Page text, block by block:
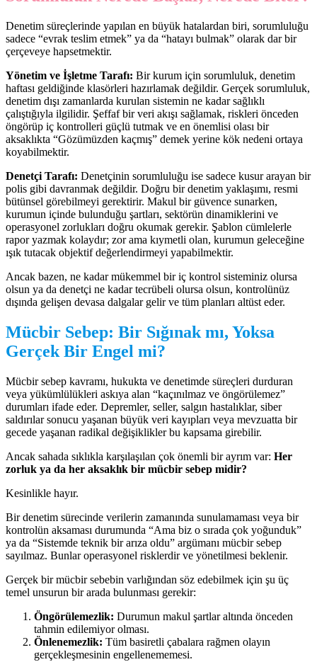
Denetim süreçlerinde yapılan en büyük hatalardan biri, sorumluluğu
sadece “evrak teslim etmek” ya da “hatayı bulmak” olarak dar bir
çerçeveye hapsetmektir.
Yönetim ve İşletme Tarafı: Bir kurum için sorumluluk, denetim
haftası geldiğinde klasörleri hazırlamak değildir. Gerçek sorumluluk,
denetim dışı zamanlarda kurulan sistemin ne kadar sağlıklı
çalıştığıyla ilgilidir. Şeffaf bir veri akışı sağlamak, riskleri önceden
öngörüp iç kontrolleri güçlü tutmak ve en önemlisi olası bir
aksaklıkta “Gözümüzden kaçmış” demek yerine kök nedeni ortaya
koyabilmektir.
Denetçi Tarafı: Denetçinin sorumluluğu ise sadece kusur arayan bir
polis gibi davranmak değildir. Doğru bir denetim yaklaşımı, resmi
bütünsel görebilmeyi gerektirir. Makul bir güvence sunarken,
kurumun içinde bulunduğu şartları, sektörün dinamiklerini ve
operasyonel zorlukları doğru okumak gerekir. Şablon cümlelerle
rapor yazmak kolaydır; zor ama kıymetli olan, kurumun geleceğine
ışık tutacak objektif değerlendirmeyi yapabilmektir.
Ancak bazen, ne kadar mükemmel bir iç kontrol sisteminiz olursa
olsun ya da denetçi ne kadar tecrübeli olursa olsun, kontrolünüz
dışında gelişen devasa dalgalar gelir ve tüm planları altüst eder.
Mücbir Sebep: Bir Sığınak mı, Yoksa
Gerçek Bir Engel mi?
Mücbir sebep kavramı, hukukta ve denetimde süreçleri durduran
veya yükümlülükleri askıya alan “kaçınılmaz ve öngörülemez”
durumları ifade eder. Depremler, seller, salgın hastalıklar, siber
saldırılar sonucu yaşanan büyük veri kayıpları veya mevzuatta bir
gecede yaşanan radikal değişiklikler bu kapsama girebilir.
Ancak sahada sıklıkla karşılaşılan çok önemli bir ayrım var: Her
zorluk ya da her aksaklık bir mücbir sebep midir?
Kesinlikle hayır.
Bir denetim sürecinde verilerin zamanında sunulamaması veya bir
kontrolün aksaması durumunda “Ama biz o sırada çok yoğunduk”
ya da “Sistemde teknik bir arıza oldu” argümanı mücbir sebep
sayılmaz. Bunlar operasyonel risklerdir ve yönetilmesi beklenir.
Gerçek bir mücbir sebebin varlığından söz edebilmek için şu üç
temel unsurun bir arada bulunması gerekir:
Öngörülemezlik: Durumun makul şartlar altında önceden
tahmin edilemiyor olması.
Önlenemezlik: Tüm basiretli çabalara rağmen olayın
gerçekleşmesinin engellenememesi.